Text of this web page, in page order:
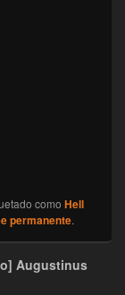
como Hell
permanente.
Augustinus